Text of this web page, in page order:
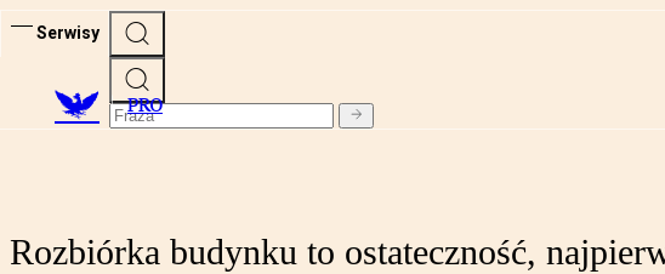
Serwisy
PRO
Rozbiórka budynku to ostateczność,